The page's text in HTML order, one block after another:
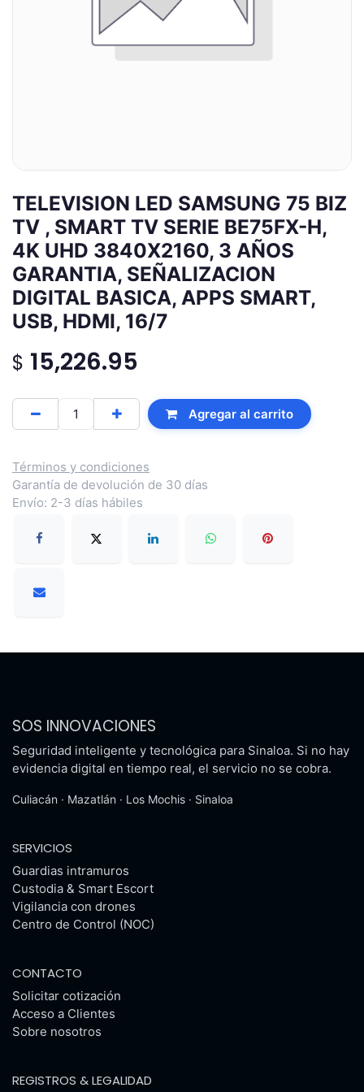
TELEVISION LED SAMSUNG 75 BIZ
TV , SMART TV SERIE BE75FX-H,
4K UHD 3840X2160, 3 AÑOS
GARANTIA, SEÑALIZACION
DIGITAL BASICA, APPS SMART,
USB, HDMI, 16/7
$ 15,226.95
Agregar al carrito
Términos y condiciones
Garantía de devolución de 30 días
Envío: 2-3 días hábiles
SOS INNOVACIONES
Seguridad inteligente y tecnológica para Sinaloa. Si no hay
evidencia digital en tiempo real, el servicio no se cobra.
Culiacán · Mazatlán · Los Mochis · Sinaloa
SERVICIOS
Guardias intramuros
Custodia & Smart Escort
Vigilancia con drones
Centro de Control (NOC)
CONTACTO
Solicitar cotización
Acceso a Clientes
Sobre nosotros
REGISTROS & LEGALIDAD